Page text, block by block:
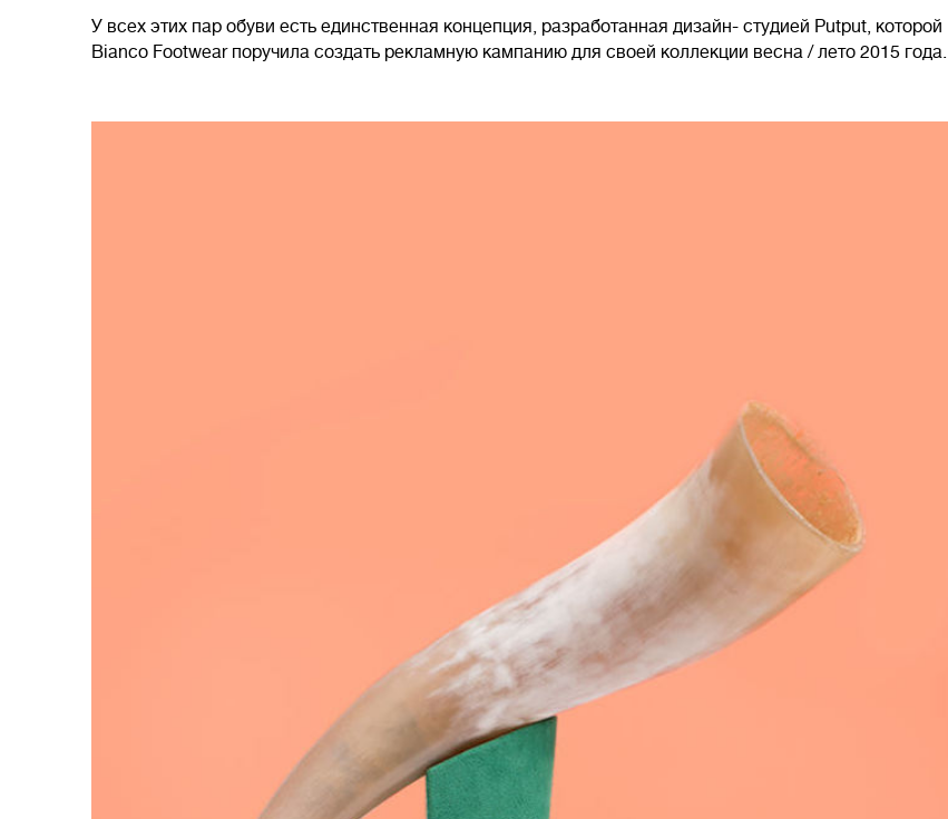
У всех этих пар обуви есть единственная концепция, разработанная дизайн- студией Putput, которой
Bianco Footwear поручила создать рекламную кампанию для своей коллекции весна / лето 2015 года.